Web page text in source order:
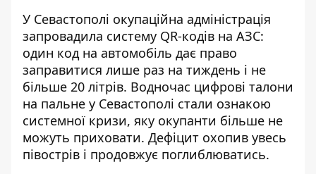
У Севастополі окупаційна адміністрація
запровадила систему QR-кодів на АЗС:
один код на автомобіль дає право
заправитися лише раз на тиждень і не
більше 20 літрів. Водночас цифрові талони
на пальне у Севастополі стали ознакою
системної кризи, яку окупанти більше не
можуть приховати. Дефіцит охопив увесь
півострів і продовжує поглиблюватись.